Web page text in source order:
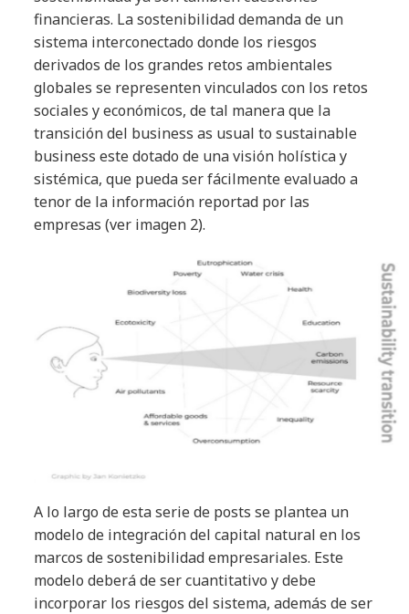
financieras. La sostenibilidad demanda de un
sistema interconectado donde los riesgos
derivados de los grandes retos ambientales
globales se representen vinculados con los retos
sociales y económicos, de tal manera que la
transición del business as usual to sustainable
business este dotado de una visión holística y
sistémica, que pueda ser fácilmente evaluado a
tenor de la información reportad por las
empresas (ver imagen 2).
A lo largo de esta serie de posts se plantea un
modelo de integración del capital natural en los
marcos de sostenibilidad empresariales. Este
modelo deberá de ser cuantitativo y debe
incorporar los riesgos del sistema, además de ser